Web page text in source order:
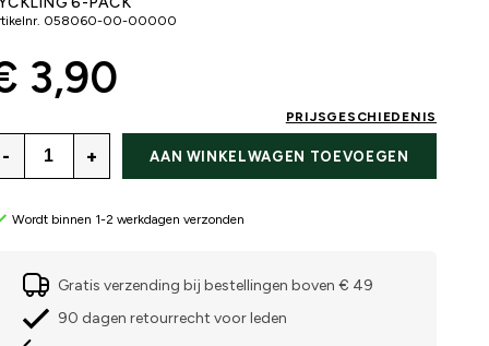
058060-00-00000
3,90
PRIJSGESCHIEDENIS
- + AAN WINKELWAGEN TOEVOEGEN
Wordt binnen 1-2 werkdagen verzonden
Gratis verzending bij bestellingen boven € 49
90 dagen retourrecht voor leden